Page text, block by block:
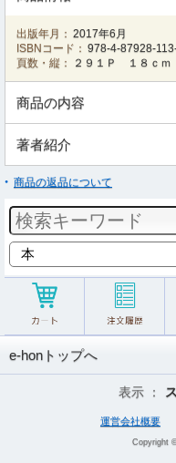
出版年月： 2017年6月
ISBNコード： 978-4-87928-
頁数・縦：
２９１Ｐ １８ｃｍ
商品の内容
著者紹介
商品の返品について
e-honトップへ
表示 ：
運営会社概要
Copyright